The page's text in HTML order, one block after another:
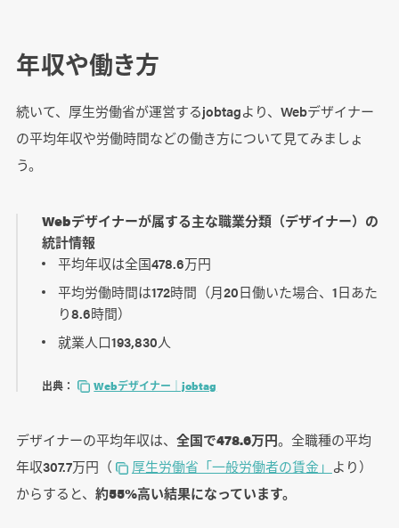
年収や働き方
続いて、厚生労働省が運営するjobtagより、Webデザイナー
の平均年収や労働時間などの働き方について見てみましょ
う。
Webデザイナーが属する主な職業分類（デザイナー）の
統計情報
平均年収は全国478.6万円
平均労働時間は172時間（月20日働いた場合、1日あた
り8.6時間）
就業人口193,830人
出典： Webデザイナー｜jobtag
デザイナーの平均年収は、 全国で478.6万円。全職種の平均
年収307.7万円（
厚生労働省「一般労働者の賃金」 より）
からすると、 約55%高い結果になっています。